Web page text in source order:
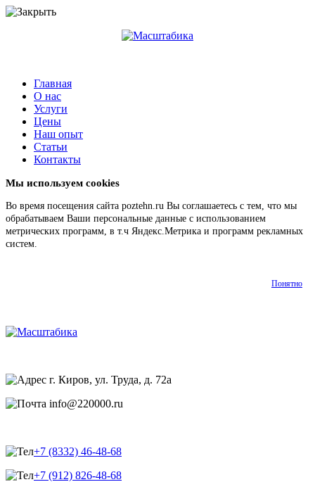
Главная
О нас
Услуги
Цены
Наш опыт
Статьи
Контакты
Мы используем cookies
Во время посещения сайта poztehn.ru Вы соглашаетесь с тем, что мы
обрабатываем Ваши персональные данные с использованием
метрических программ, в т.ч Яндекс.Метрика и программ рекламных
систем.
Понятно
г. Киров, ул. Труда, д. 72а
info@220000.ru
+7 (8332) 46-48-68
+7 (912) 826-48-68